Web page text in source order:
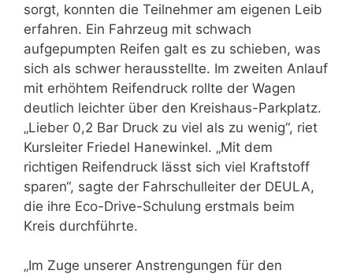
sorgt, konnten die Teilnehmer am eigenen Leib
erfahren. Ein Fahrzeug mit schwach
aufgepumpten Reifen galt es zu schieben, was
sich als schwer herausstellte. Im zweiten Anlauf
mit erhöhtem Reifendruck rollte der Wagen
deutlich leichter über den Kreishaus-Parkplatz.
„Lieber 0,2 Bar Druck zu viel als zu wenig“, riet
Kursleiter Friedel Hanewinkel. „Mit dem
richtigen Reifendruck lässt sich viel Kraftstoff
sparen“, sagte der Fahrschulleiter der DEULA,
die ihre Eco-Drive-Schulung erstmals beim
Kreis durchführte.
„Im Zuge unserer Anstrengungen für den